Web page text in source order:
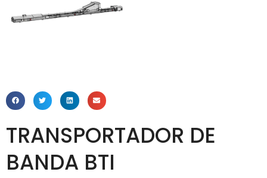
TRANSPORTADOR DE
BANDA BTI